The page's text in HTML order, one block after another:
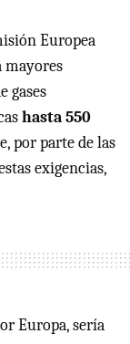
Europea
mayores
gases
hasta 550
por parte de las
exigencias,
Europa, sería